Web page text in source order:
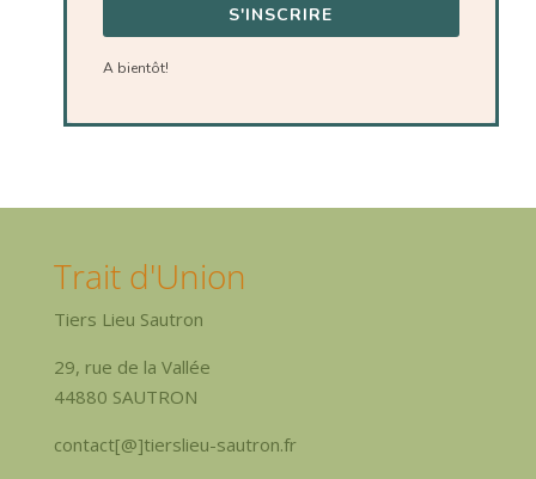
S'INSCRIRE
A bientôt!
Trait d'Union
Tiers Lieu Sautron
29, rue de la Vallée
44880 SAUTRON
contact[@]tierslieu-sautron.fr